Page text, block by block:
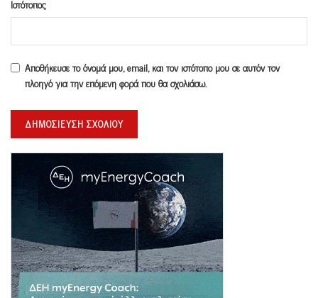
Ιστότοπος
Αποθήκευσε το όνομά μου, email, και τον ιστότοπο μου σε αυτόν τον
πλοηγό για την επόμενη φορά που θα σχολιάσω.